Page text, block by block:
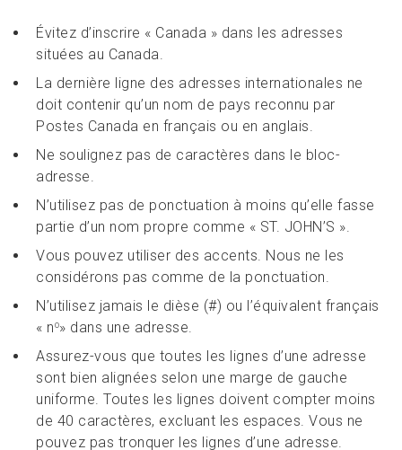
Évitez d’inscrire « Canada » dans les adresses
situées au Canada.
La dernière ligne des adresses internationales ne
doit contenir qu’un nom de pays reconnu par
Postes Canada en français ou en anglais.
Ne soulignez pas de caractères dans le bloc-
adresse.
N’utilisez pas de ponctuation à moins qu’elle fasse
partie d’un nom propre comme « ST. JOHN’S ».
Vous pouvez utiliser des accents. Nous ne les
considérons pas comme de la ponctuation.
N’utilisez jamais le dièse (#) ou l’équivalent français
« no» dans une adresse.
Assurez-vous que toutes les lignes d’une adresse
sont bien alignées selon une marge de gauche
uniforme. Toutes les lignes doivent compter moins
de 40 caractères, excluant les espaces. Vous ne
pouvez pas tronquer les lignes d’une adresse.